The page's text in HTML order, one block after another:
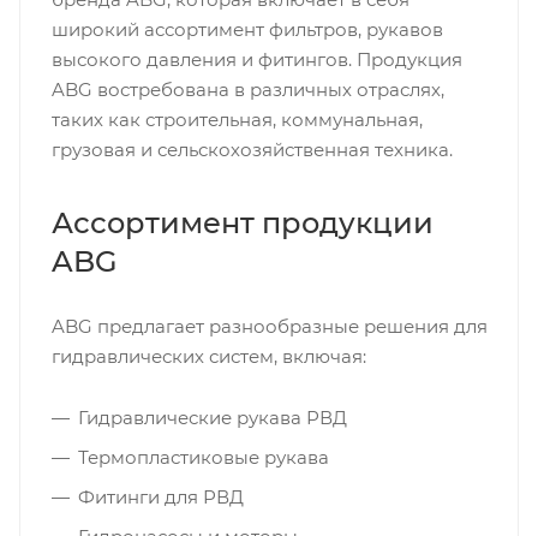
широкий ассортимент фильтров, рукавов
высокого давления и фитингов. Продукция
ABG востребована в различных отраслях,
таких как строительная, коммунальная,
грузовая и сельскохозяйственная техника.
Ассортимент продукции
ABG
ABG предлагает разнообразные решения для
гидравлических систем, включая:
Гидравлические рукава РВД
Термопластиковые рукава
Фитинги для РВД